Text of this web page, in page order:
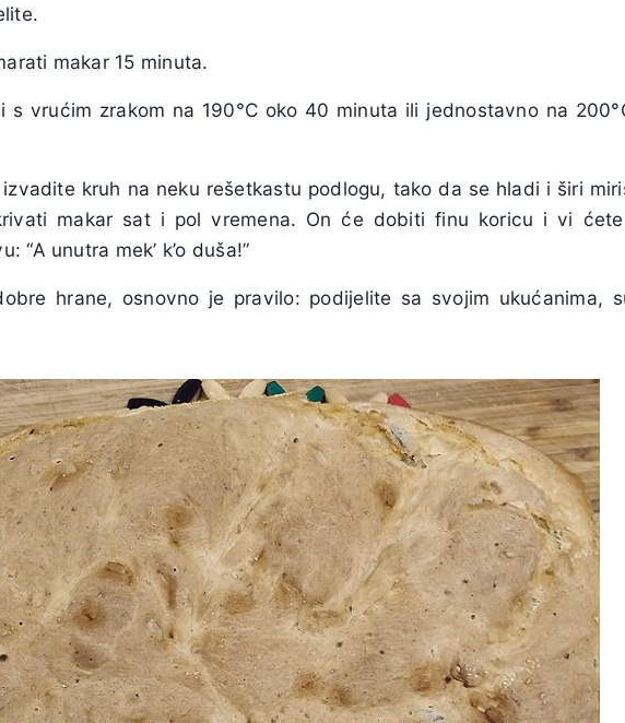
makar 15 minuta.
s vrućim zrakom na 190°C oko 40 minuta ili jednostavno na
kruh na neku rešetkastu podlogu, tako da se hladi i širi
makar sat i pol vremena. On će dobiti finu koricu i vi
“A unutra mek’ k’o duša!”
hrane, osnovno je pravilo: podijelite sa svojim ukućanima,